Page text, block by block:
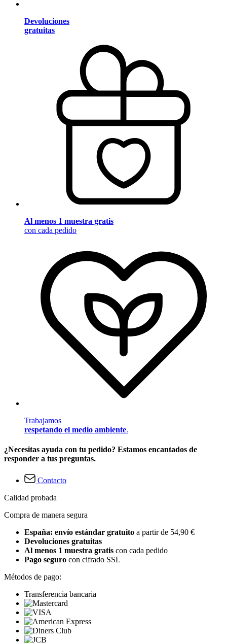
Devoluciones
gratuitas
Al menos 1 muestra gratis
con cada pedido
Trabajamos
respetando el medio ambiente.
¿Necesitas ayuda con tu pedido? Estamos encantados de
responder a tus preguntas.
Contacto
Calidad probada
Compra de manera segura
España: envío estándar gratuito a partir de 54,90 €
Devoluciones gratuitas
Al menos 1 muestra gratis con cada pedido
Pago seguro con cifrado SSL
Métodos de pago:
Transferencia bancaria